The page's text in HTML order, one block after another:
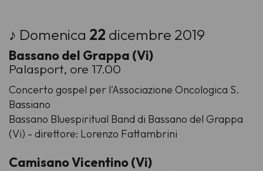
♪ Domenica 22 dicembre 2019
Bassano del Grappa (Vi)
Palasport, ore 17.00
Concerto gospel per l'Associazione Oncologica S.
Bassiano
Bassano Bluespiritual Band di Bassano del Grappa
(Vi) - direttore: Lorenzo Fattambrini
Camisano Vicentino (Vi)